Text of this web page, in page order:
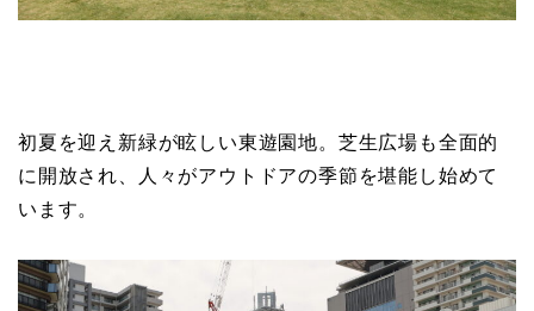
初夏を迎え新緑が眩しい東遊園地。芝生広場も全面的
に開放され、人々がアウトドアの季節を堪能し始めて
います。